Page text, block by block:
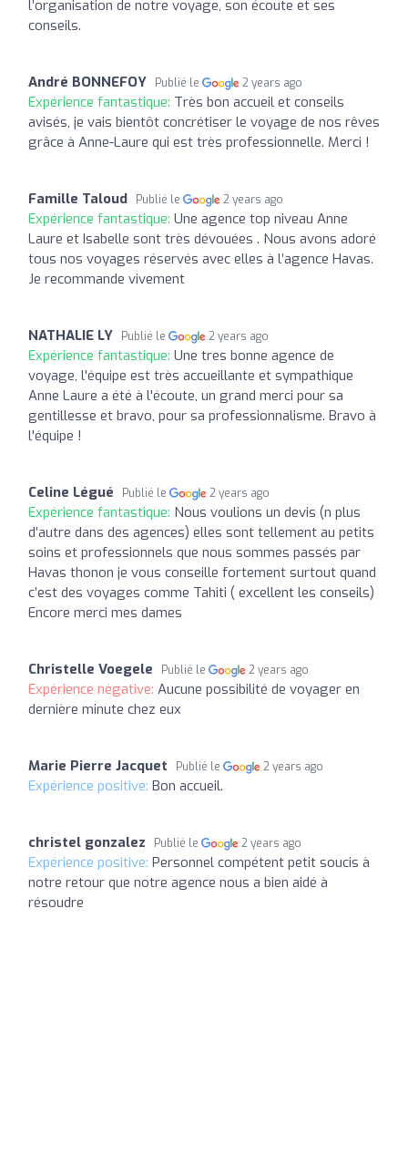
l’organisation de notre voyage, son écoute et ses
conseils.
André BONNEFOY Publié le 2 years ago
Expérience fantastique: Très bon accueil et conseils
avisés, je vais bientôt concrétiser le voyage de nos rêves
grâce à Anne-Laure qui est très professionnelle. Merci !
Famille Taloud Publié le 2 years ago
Expérience fantastique: Une agence top niveau Anne
Laure et Isabelle sont très dévouées . Nous avons adoré
tous nos voyages réservés avec elles à l’agence Havas.
Je recommande vivement
NATHALIE LY Publié le 2 years ago
Expérience fantastique: Une tres bonne agence de
voyage, l'équipe est très accueillante et sympathique
Anne Laure a été à l'écoute, un grand merci pour sa
gentillesse et bravo, pour sa professionnalisme. Bravo à
l'équipe !
Celine Légué Publié le 2 years ago
Expérience fantastique: Nous voulions un devis (n plus
d’autre dans des agences) elles sont tellement au petits
soins et professionnels que nous sommes passés par
Havas thonon je vous conseille fortement surtout quand
c’est des voyages comme Tahiti ( excellent les conseils)
Encore merci mes dames
Christelle Voegele Publié le 2 years ago
Expérience négative: Aucune possibilité de voyager en
dernière minute chez eux
Marie Pierre Jacquet Publié le 2 years ago
Expérience positive: Bon accueil.
christel gonzalez Publié le 2 years ago
Expérience positive: Personnel compétent petit soucis à
notre retour que notre agence nous a bien aidé à
résoudre